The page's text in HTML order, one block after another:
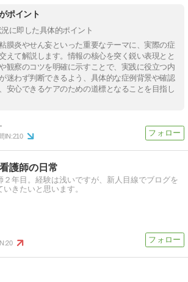
ポイント
に即した具体的ポイント
膜炎やせん妄といった重要なテーマに、実際の症
えて解説します。情報の核心を突く鋭い表現とと
観察のコツを明確に示すことで、実践に役立つ内
迷わず判断できるよう、具体的な症例背景や確認
安心できるケアのための道標となることを目指し
IN:210
護師の日常
２年目。経験は浅いですが、新人目線でブログを
いきたいと思います。
20